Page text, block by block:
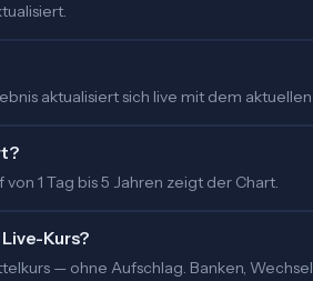
aktualisiert sich live mit dem aktuellen
1 Tag bis 5 Jahren zeigt der Chart.
Kurs?
— ohne Aufschlag. Banken,